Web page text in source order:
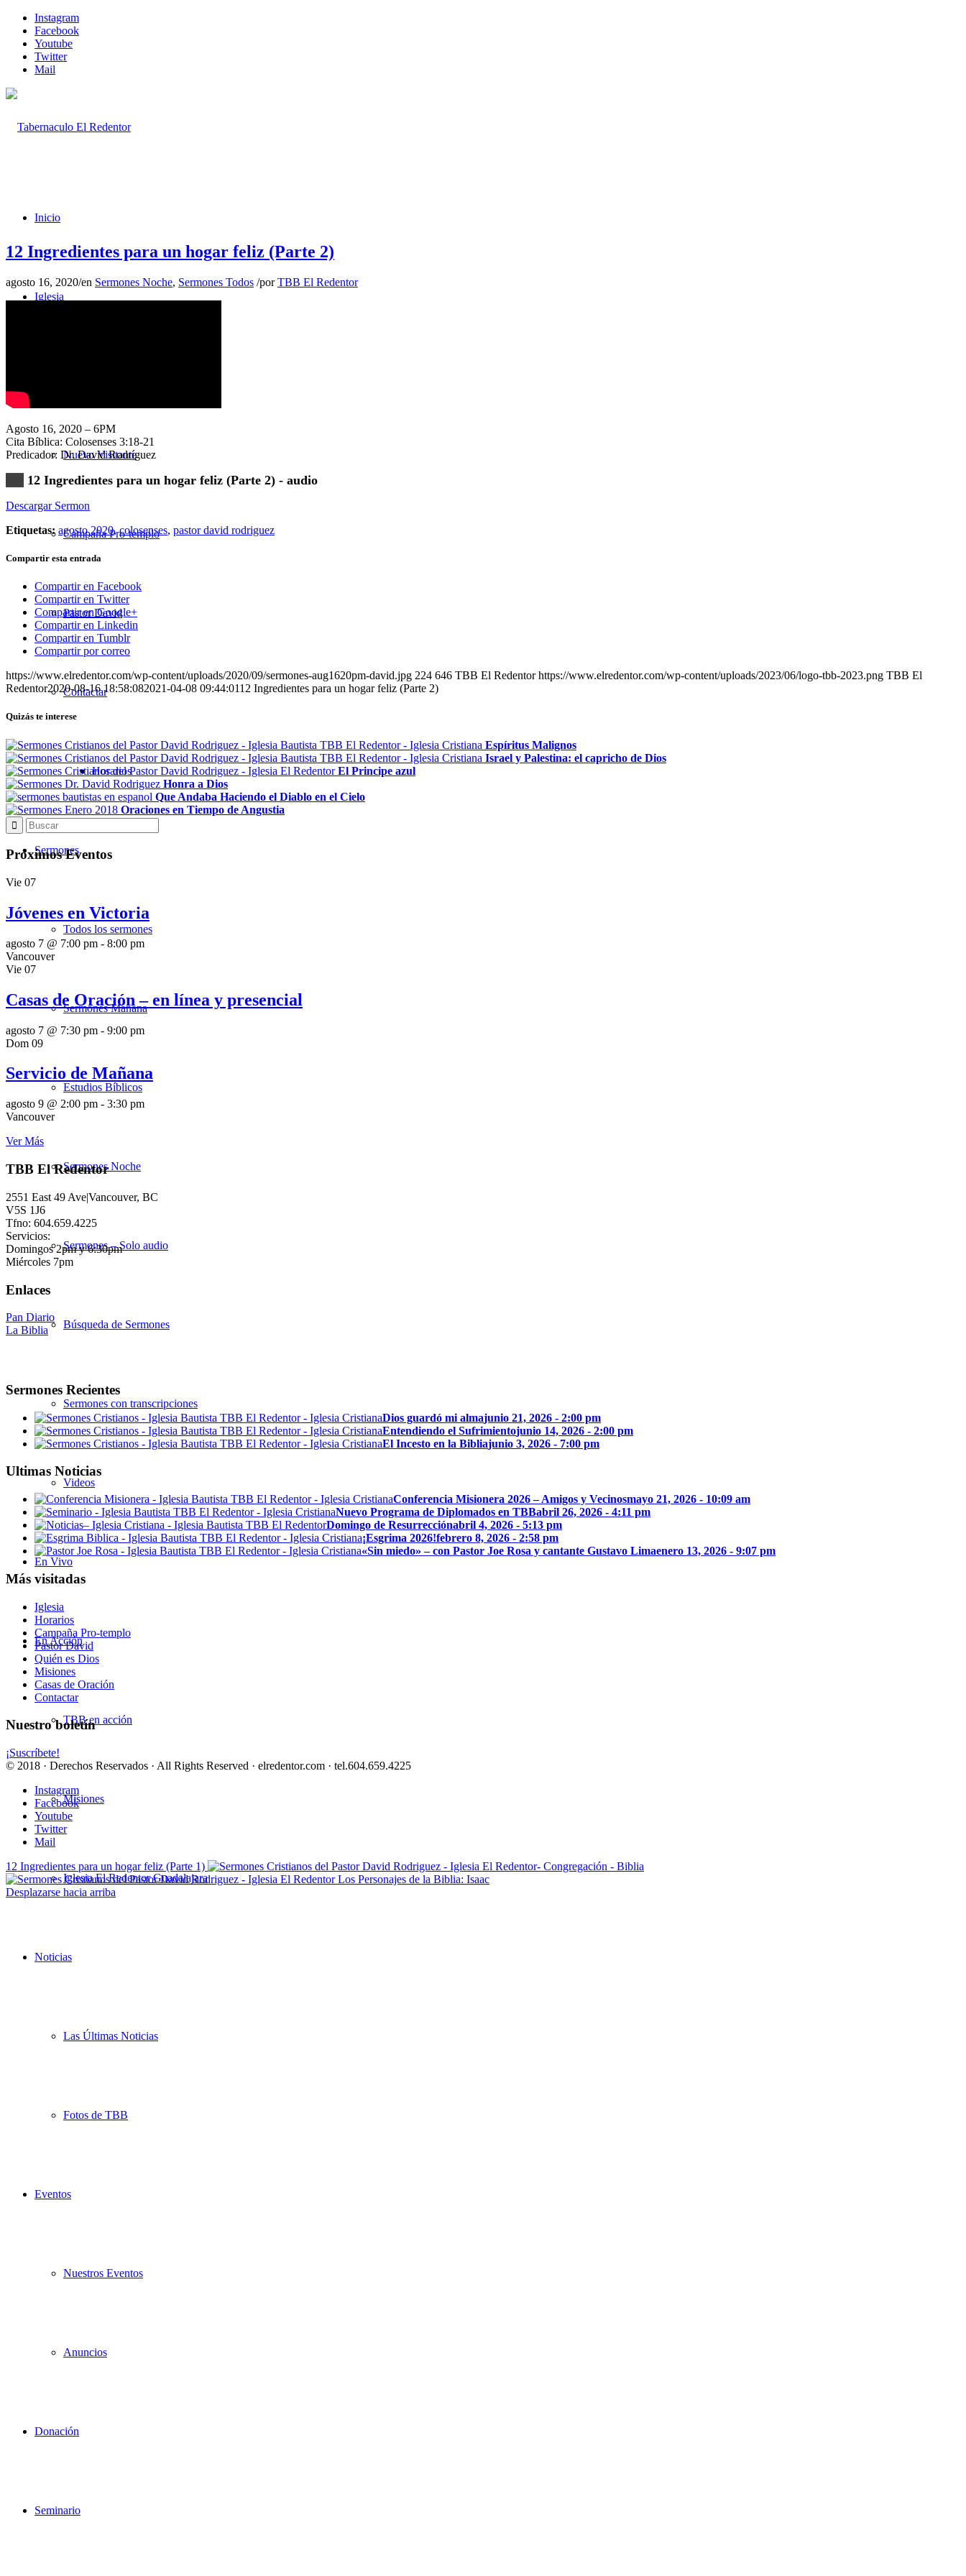
Instagram
Facebook
Youtube
Twitter
Mail
Inicio
Iglesia
Nuevo Visitante
Campaña Pro-templo
Pastor David
Contactar
Horarios
Sermones
Todos los sermones
Sermones Mañana
Estudios Bíblicos
Sermones Noche
Sermones – Solo audio
Búsqueda de Sermones
Sermones con transcripciones
Videos
En Vivo
En Acción
TBB en acción
Misiones
Iglesia El Redentor Guadalajara
Noticias
Las Últimas Noticias
Fotos de TBB
Eventos
Nuestros Eventos
Anuncios
Donación
Seminario
12 Ingredientes para un hogar feliz (Parte 2)
agosto 16, 2020/en Sermones Noche, Sermones Todos /porTBB El Redentor
Agosto 16, 2020 – 6PM
Cita Bíblica: Colosenses 3:18-21
Predicador: Dr. David Rodríguez
12 Ingredientes para un hogar feliz (Parte 2) - audio
Descargar Sermon
Etiquetas: agosto 2020,colosenses, pastor david rodriguez
Compartir esta entrada
Compartir en Facebook
Compartir en Twitter
Compartir en Google+
Compartir en Linkedin
Compartir en Tumblr
Compartir por correo
https://www.elredentor.com/wp-content/uploads/2020/09/sermones-aug1620pm-david.jpg 224 646 TBB El Redentor https://www.elredentor.com/wp-content/uploads/2023/06/logo-tbb-2023.png TBB El
Redentor2020-08-16 18:58:082021-04-08 09:44:0112 Ingredientes para un hogar feliz (Parte 2)
Quizás te interese
Espíritus Malignos
Israel y Palestina: el capricho de Dios
El Principe azul
Honra a Dios
Que Andaba Haciendo el Diablo en el Cielo
Oraciones en Tiempo de Angustia
Próximos Eventos
Vie 07
Jóvenes en Victoria
agosto 7 @ 7:00 pm - 8:00 pm
Vancouver
Vie 07
Casas de Oración – en línea y presencial
agosto 7 @ 7:30 pm - 9:00 pm
Dom 09
Servicio de Mañana
agosto 9 @ 2:00 pm - 3:30 pm
Vancouver
Ver Más
TBB El Redentor
2551 East 49 Ave|Vancouver, BC
V5S 1J6
Tfno: 604.659.4225
Servicios:
Domingos 2pm y 6:30pm
Miércoles 7pm
Enlaces
Pan Diario
La Biblia
Sermones Recientes
Dios guardó mi almajunio 21, 2026 - 2:00 pm
Entendiendo el Sufrimientojunio 14, 2026 - 2:00 pm
El Incesto en la Bibliajunio 3, 2026 - 7:00 pm
Ultimas Noticias
Conferencia Misionera 2026 – Amigos y Vecinosmayo 21, 2026 - 10:09 am
Nuevo Programa de Diplomados en TBBabril 26, 2026 - 4:11 pm
Domingo de Resurrecciónabril 4, 2026 - 5:13 pm
¡Esgrima 2026!febrero 8, 2026 - 2:58 pm
«Sin miedo» – con Pastor Joe Rosa y cantante Gustavo Limaenero 13, 2026 - 9:07 pm
Más visitadas
Iglesia
Horarios
Campaña Pro-templo
Pastor David
Quién es Dios
Misiones
Casas de Oración
Contactar
Nuestro boletín
¡Suscríbete!
© 2018 · Derechos Reservados · All Rights Reserved · elredentor.com · tel.604.659.4225
Instagram
Facebook
Youtube
Twitter
Mail
12 Ingredientes para un hogar feliz (Parte 1)
Los Personajes de la Biblia: Isaac
Desplazarse hacia arriba